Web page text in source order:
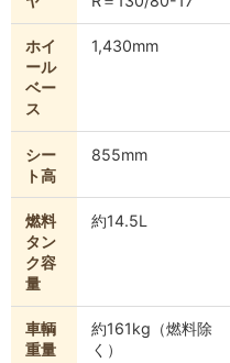
ホイ
ール
ベー
ス
1,430mm
シー
ト高
855mm
燃料
タン
ク容
量
約14.5L
車輌
重量
約161kg（燃料除
く）